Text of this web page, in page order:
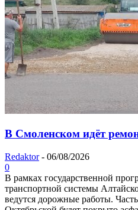
В Смоленском идёт
Redaktor - 06/08/2026
0
В рамках государственной
транспортной системы
ведутся дорожные работы.